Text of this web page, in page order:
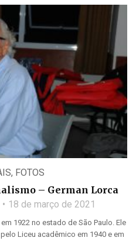
, FOTOS
– German Lorca
18 de março de 2021
1922 no estado de São Paulo. Ele
Liceu acadêmico em 1940 e em